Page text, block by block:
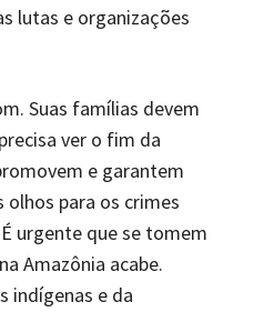
lutas e organizações
Suas famílias devem
ver o fim da
e garantem
para os crimes
urgente que se tomem
Amazônia acabe.
indígenas e da